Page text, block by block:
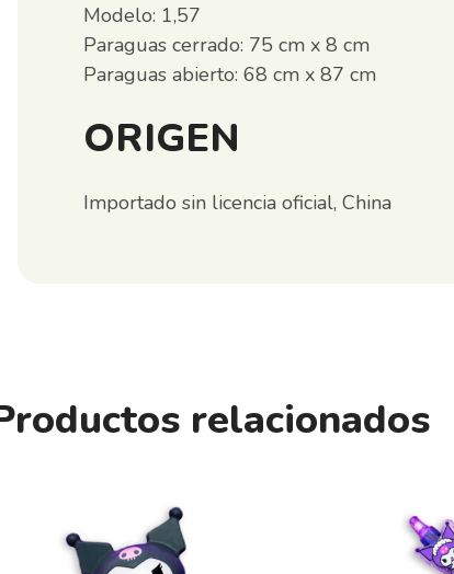
Modelo: 1,57
Paraguas cerrado: 75 cm x 8 cm
Paraguas abierto: 68 cm x 87 cm
ORIGEN
Importado sin licencia oficial, China
relacionados